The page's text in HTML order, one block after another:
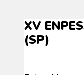
XV
(SP)